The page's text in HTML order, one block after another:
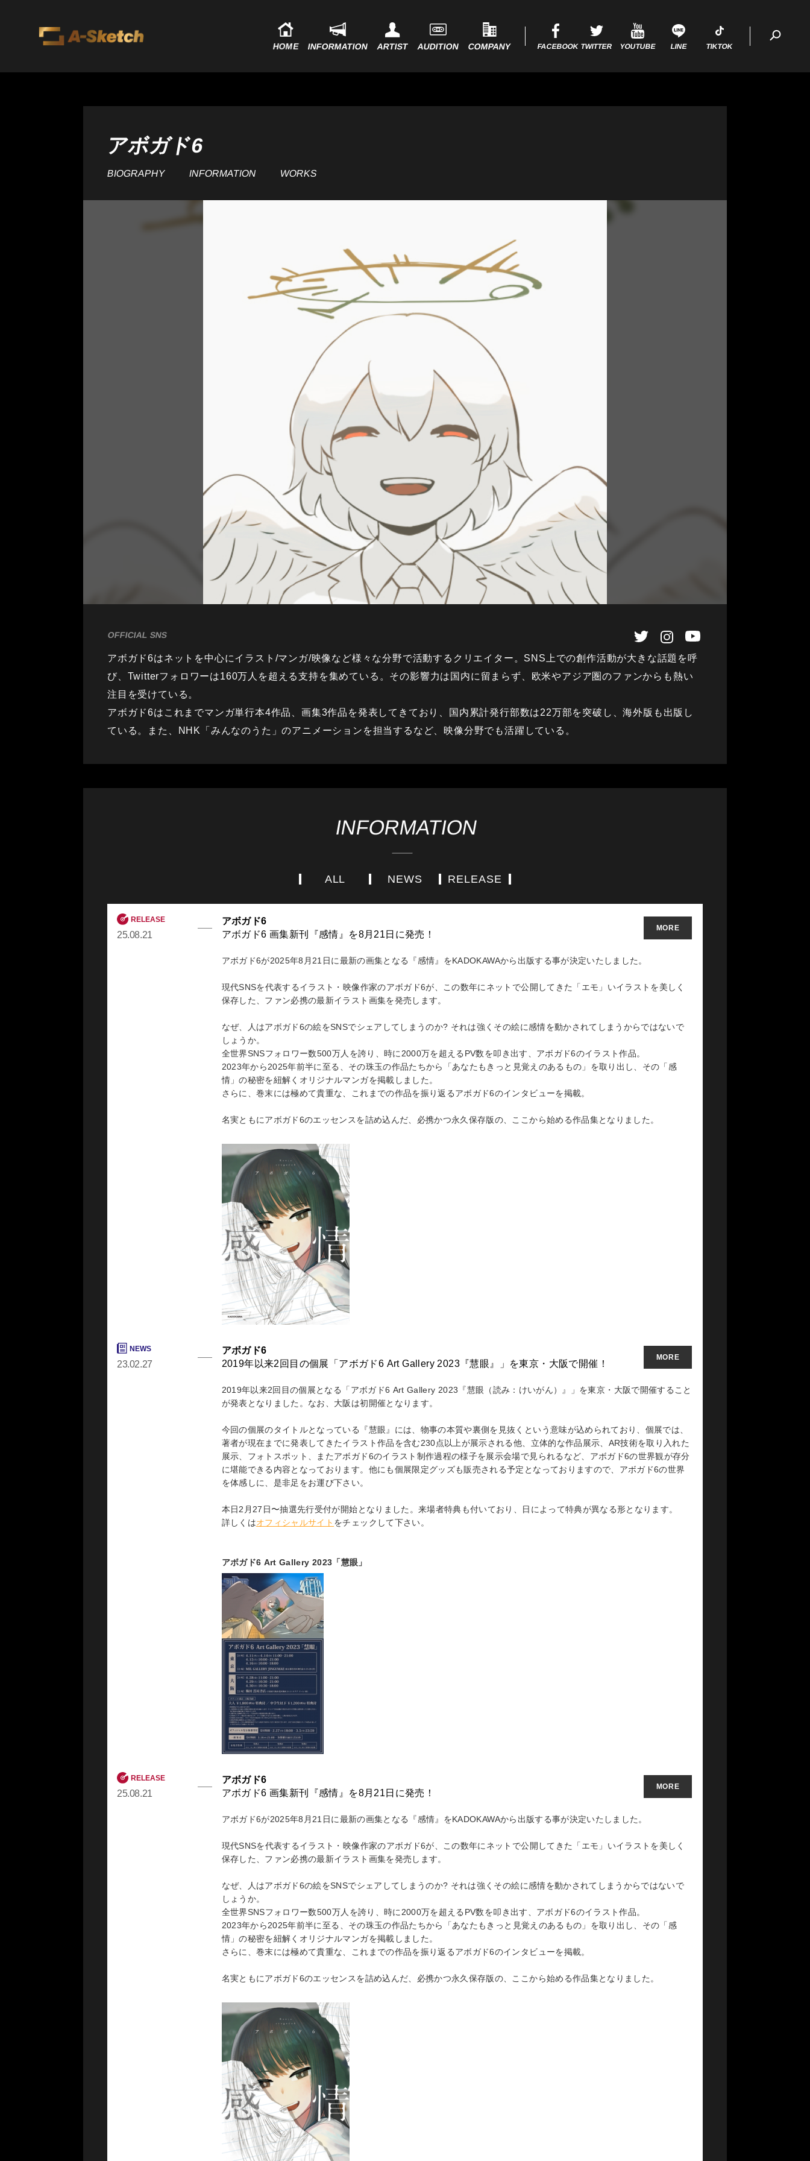
HOME INFORMATION ARTIST AUDITION COMPANY FACEBOOK TWITTER YOUTUBE LINE TIKTOK
アボガド6
BIOGRAPHY INFORMATION WORKS
OFFICIAL SNS
アボガド6はネットを中心にイラスト/マンガ/映像など様々な分野で活動するクリエイター。SNS上での創作活動が大きな話題を呼
び、Twitterフォロワーは160万人を超える支持を集めている。その影響力は国内に留まらず、欧米やアジア圏のファンからも熱い
注目を受けている。
アボガド6はこれまでマンガ単行本4作品、画集3作品を発表してきており、国内累計発行部数は22万部を突破し、海外版も出版し
ている。また、NHK「みんなのうた」のアニメーションを担当するなど、映像分野でも活躍している。
INFORMATION
ALL NEWS RELEASE
RELEASE
25.08.21
アボガド6
アボガド6 画集新刊『感情』を8月21日に発売！
MORE
アボガド6が2025年8月21日に最新の画集となる『感情』をKADOKAWAから出版する事が決定いたしました。
現代SNSを代表するイラスト・映像作家のアボガド6が、この数年にネットで公開してきた「エモ」いイラストを美しく
保存した、ファン必携の最新イラスト画集を発売します。
なぜ、人はアボガド6の絵をSNSでシェアしてしまうのか? それは強くその絵に感情を動かされてしまうからではないで
しょうか。
全世界SNSフォロワー数500万人を誇り、時に2000万を超えるPV数を叩き出す、アボガド6のイラスト作品。
2023年から2025年前半に至る、その珠玉の作品たちから「あなたもきっと見覚えのあるもの」を取り出し、その「感
情」の秘密を紐解くオリジナルマンガを掲載しました。
さらに、巻末には極めて貴重な、これまでの作品を振り返るアボガド6のインタビューを掲載。
名実ともにアボガド6のエッセンスを詰め込んだ、必携かつ永久保存版の、ここから始める作品集となりました。
発売：2025年8月21日
価格：1,550円＋税
https://www.kadokawa.co.jp/product/322503000706/
アボガド6
最新画集『Randam Trip 彷徨』を8月31日に発売！
MORE
2023年8月31日に、1年5ヶ月ぶりとなる最新の画集『Randam Trip 彷徨』をKADOKAWAから出版する事が決定いたしま
した。
アボガド6はネットを中心にイラスト/マンガ/映像など様々な分野で活動するクリエイターで、「須田景凪/バルーン」の
アートワークやMVなども手がけております。SNS上での創作活動が大きな話題を呼び、Twitterフォロワー 220万人、
これまでマンガ単行本として『空っぽのやつがいっぱい』『やさしさいっぱいの土の上で』、イラストを中心とした作品
集として『果実』、『剥製』、『上映』、『秘密』、『言葉』などを発表してきており、累計発行部数は30万部を突破し
ております。
今回発売する『Randam Trip 彷徨』は、約一年ぶりとなる作品集。2021年から2023年の発表されたイラスト作品から厳
選・再編集された作品群を、フルカラーにてお届けする。社会の歪み、生きていることの苦しさ、自由への喜びーー。令
和の若者たちの"リアル"な心情を誰よりもビビッドに描いてきたアボガド６の最新のクリエイティブが結晶化する。
カバーストーリーは、既刊『アメデオ旅行記』にも登場した二人の旅人が、「取りこぼしてきたものを全部拾いに」行く
旅をしながら、世界の果てを目指すというもの。世界の果てを目指した二人は、そこで何を思うのかーー。
アボガド6
『Randam Trip 彷徨』
価格：1400円+税
アボガド6
2019年以来2回目の個展「アボガド6 Art Gallery 2023『慧眼』」を東京・大阪で開催！
2019年以来2回目の個展となる「アボガド6 Art Gallery 2023『慧眼（読み：けいがん）』」を東京・大阪で開催すること
が発表となりました。なお、大阪は初開催となります。
今回の個展のタイトルとなっている『慧眼』には、物事の本質や裏側を見抜くという意味が込められており、個展では、
著者が現在までに発表してきたイラスト作品を含む230点以上が展示される他、立体的な作品展示、AR技術を取り入れた
展示、フォトスポット、またアボガド6のイラスト制作過程の様子を展示会場で見られるなど、アボガド6の世界観が存分
NEWS
23.02.27
アボガド6
2019年以来2回目の個展「アボガド6 Art Gallery 2023『慧眼』」を東京・大阪で開催！
MORE
2019年以来2回目の個展となる「アボガド6 Art Gallery 2023『慧眼（読み：けいがん）』」を東京・大阪で開催すること
が発表となりました。なお、大阪は初開催となります。
今回の個展のタイトルとなっている『慧眼』には、物事の本質や裏側を見抜くという意味が込められており、個展では、
著者が現在までに発表してきたイラスト作品を含む230点以上が展示される他、立体的な作品展示、AR技術を取り入れた
展示、フォトスポット、またアボガド6のイラスト制作過程の様子を展示会場で見られるなど、アボガド6の世界観が存分
に堪能できる内容となっております。他にも個展限定グッズも販売される予定となっておりますので、アボガド6の世界
を体感しに、是非足をお運び下さい。
本日2月27日〜抽選先行受付が開始となりました。来場者特典も付いており、日によって特典が異なる形となります。
詳しくはオフィシャルサイト をチェックして下さい。
アボガド6 Art Gallery 2023「慧眼」
＜東京＞
4月11日(火) 11:00〜21:00
4月13日(木) 11:00〜21:00
4月14日(金) 11:00〜21:00
4月16日(日) 10:00〜18:00
【会場】
MIL GALLERY JINGUMAE (東京都渋谷区神宮前4-25-28 2F)
＜大阪＞
【日時】
4月29日(土) 10:30〜21:00
【会場】
梅田 蔦屋書店 (大阪府大阪市北区梅田3-1-3 ルクア イーレ9F)
【チケット（東京・大阪共通）】
大人 ¥1,800(税込) 特典付
中学生以下 ¥1,200(税込) 特典付
＜オフィシャル先行抽選受付＞
受付期間：2/27(月)18:00～3/5(日)23:59
受付URL：https://w.pia.jp/t/avogado-6/
＜一般発売＞
RELEASE
25.08.21
アボガド6
アボガド6 画集新刊『感情』を8月21日に発売！
MORE
アボガド6が2025年8月21日に最新の画集となる『感情』をKADOKAWAから出版する事が決定いたしました。
現代SNSを代表するイラスト・映像作家のアボガド6が、この数年にネットで公開してきた「エモ」いイラストを美しく
保存した、ファン必携の最新イラスト画集を発売します。
なぜ、人はアボガド6の絵をSNSでシェアしてしまうのか? それは強くその絵に感情を動かされてしまうからではないで
しょうか。
全世界SNSフォロワー数500万人を誇り、時に2000万を超えるPV数を叩き出す、アボガド6のイラスト作品。
2023年から2025年前半に至る、その珠玉の作品たちから「あなたもきっと見覚えのあるもの」を取り出し、その「感
情」の秘密を紐解くオリジナルマンガを掲載しました。
さらに、巻末には極めて貴重な、これまでの作品を振り返るアボガド6のインタビューを掲載。
名実ともにアボガド6のエッセンスを詰め込んだ、必携かつ永久保存版の、ここから始める作品集となりました。